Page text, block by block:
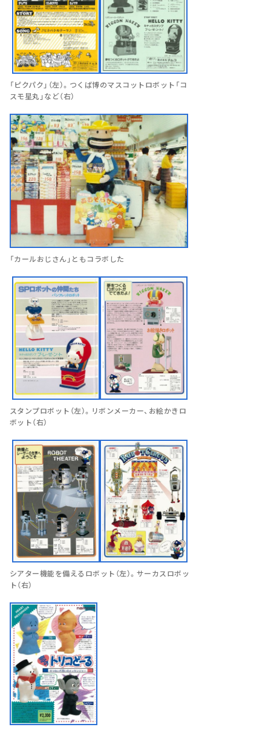
「ピクパク」（左）。つくば博のマスコットロボット「コ
スモ星丸」など（右）
「カールおじさん」ともコラボした
スタンプロボット（左）。リボンメーカー、お絵かきロ
ボット（右）
シアター機能を備えるロボット（左）。サーカスロボッ
ト（右）